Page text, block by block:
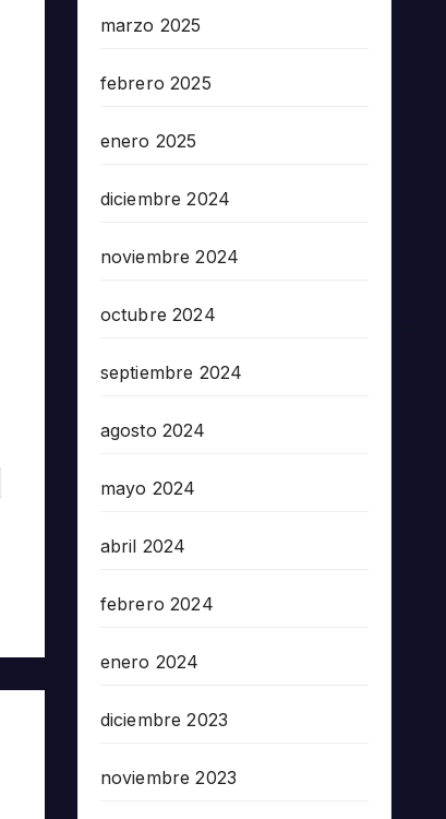
marzo 2025
febrero 2025
enero 2025
diciembre 2024
noviembre 2024
octubre 2024
septiembre 2024
agosto 2024
mayo 2024
abril 2024
febrero 2024
enero 2024
diciembre 2023
noviembre 2023